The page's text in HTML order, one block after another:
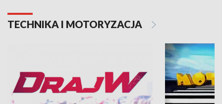
TECHNIKA I MOTORYZACJA